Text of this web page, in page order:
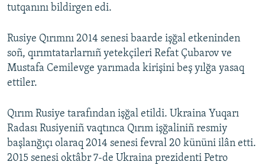
tutqanını bildirgen edi.
Rusiye Qırımnı 2014 senesi baarde işğal etkeninden
soñ, qırımtatarlarnıñ yetekçileri Refat Çubarov ve
Mustafa Cemilevge yarımada kirişini beş yılğa yasaq
ettiler.
Qırım Rusiye tarafından işğal etildi. Ukraina Yuqarı
Radası Rusiyeniñ vaqtınca Qırım işğaliniñ resmiy
başlanğıçı olaraq 2014 senesi fevral 20 kününi ilân etti.
2015 senesi oktâbr 7-de Ukraina prezidenti Petro